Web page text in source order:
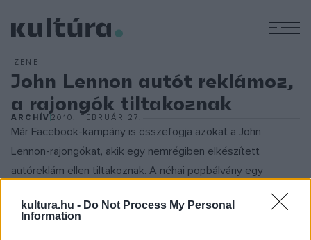
kultura.hu - Do Not Process My Personal
Information
ZENE
John Lennon autót reklámoz,
a rajongók tiltakoznak
ARCHÍV2010. FEBRUÁR 27.
Már Facebook-kampány is összefogja azokat a John
Lennon-rajongókat, akik egy nemrégiben elkészített
autóreklám ellen tiltakoznak. A néhai popbálvány egy
Citroën-reklámban tűnik fel: az archív Lennon-felvételt egy
régi televíziós nyilatkozatból kölcsönözték, és alávágtak